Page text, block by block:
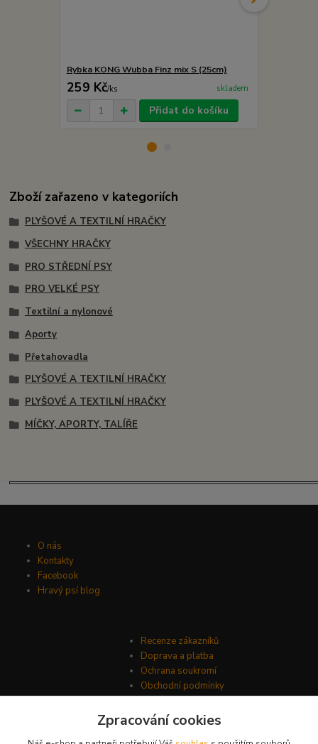
Rybka KONG Wubba Finz mix S (25cm)
259 Kč/ks skladem
Přidat do košíku
Zboží zařazeno v kategoriích
PLYŠOVÉ A TEXTILNÍ HRAČKY
VŠECHNY HRAČKY
PRO STŘEDNÍ PSY
PRO VELKÉ PSY
Textilní a nylonové
Aporty
Přetahovadla
PLYŠOVÉ A TEXTILNÍ HRAČKY
PLYŠOVÉ A TEXTILNÍ HRAČKY
MÍČKY, APORTY, TALÍŘE
O nás
Kontakty
Facebook
Hravý psí blog
Recenze zákazníků
Doprava a platba
Ochrana soukromí
Obchodní podmínky
Zpracování cookies